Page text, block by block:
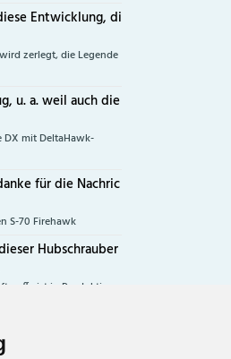
Entwicklung, di
zerlegt, die Legende
u. a. weil auch die
DX mit DeltaHawk-
für die Nachric
S-70 Firehawk
Hubschrauber
ist in Produktion